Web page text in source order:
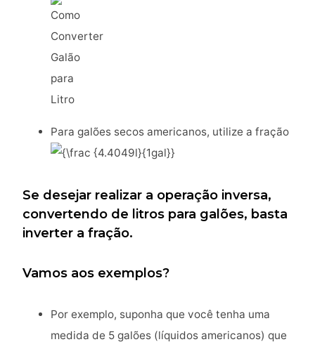
Para galões secos americanos, utilize a fração
Se desejar realizar a operação inversa,
convertendo de litros para galões, basta
inverter a fração.
Vamos aos exemplos?
Por exemplo, suponha que você tenha uma
medida de 5 galões (líquidos americanos) que